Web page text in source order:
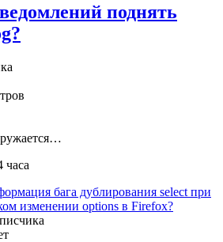
поднять
часа
бага дублирования select при
изменении options в Firefox?